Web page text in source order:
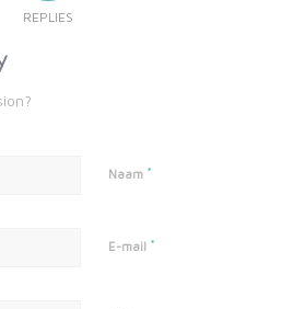
REPLIES
Naam *
E-mail *